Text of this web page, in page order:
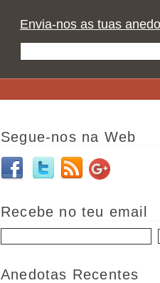
Envia-nos as tuas
Segue-nos na Web
Recebe no teu email
Anedotas Recentes